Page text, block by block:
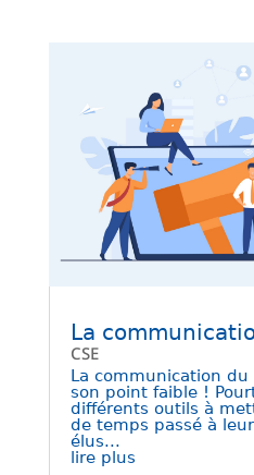
La
CSE
La communication du
son point faible !
différents outils à
de temps passé à
élus...
lire plus